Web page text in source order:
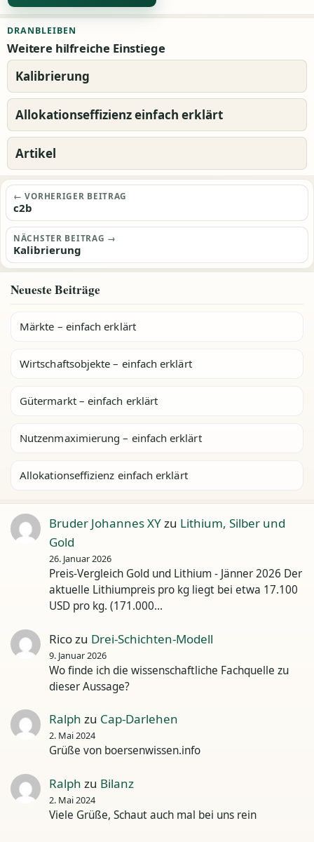
DRANBLEIBEN
Weitere hilfreiche Einstiege
Kalibrierung
Allokationseffizienz einfach erklärt
Artikel
Beitragsnavigation
← VORHERIGER BEITRAG
c2b
NÄCHSTER BEITRAG →
Kalibrierung
Neueste Beiträge
Märkte – einfach erklärt
Wirtschaftsobjekte – einfach erklärt
Gütermarkt – einfach erklärt
Nutzenmaximierung – einfach erklärt
Allokationseffizienz einfach erklärt
Bruder Johannes XYzu Lithium, Silber und
Gold
26. Januar 2026
Preis-Vergleich Gold und Lithium - Jänner 2026 Der
aktuelle Lithiumpreis pro kg liegt bei etwa 17.100
USD pro kg. (171.000…
Ricozu Drei-Schichten-Modell
9. Januar 2026
Wo finde ich die wissenschaftliche Fachquelle zu
dieser Aussage?
Ralph zu Cap-Darlehen
2. Mai 2024
Grüße von boersenwissen.info
Ralph zu Bilanz
2. Mai 2024
Viele Grüße, Schaut auch mal bei uns rein